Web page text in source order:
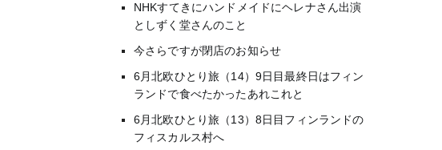
NHKすてきにハンドメイドにヘレナさん出演
としずく堂さんのこと
今さらですが閉店のお知らせ
6月北欧ひとり旅（14）9日目最終日はフィン
ランドで食べたかったあれこれと
6月北欧ひとり旅（13）8日目フィンランドの
フィスカルス村へ